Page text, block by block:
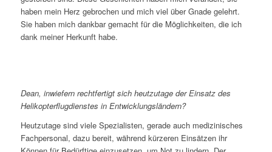
haben mein Herz gebrochen und mich viel über Gnade gelehrt.
Sie haben mich dankbar gemacht für die Möglichkeiten, die ich
dank meiner Herkunft habe.
Dean, inwiefern rechtfertigt sich heutzutage der Einsatz des
Helikopterflugdienstes in Entwicklungsländern?
Heutzutage sind viele Spezialisten, gerade auch medizinisches
Fachpersonal, dazu bereit, während kürzeren Einsätzen ihr